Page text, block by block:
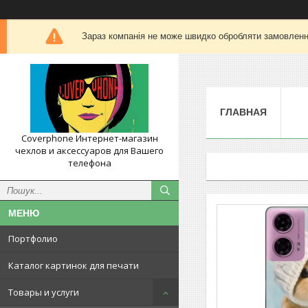
Зараз компанія не може швидко обробляти
Coverphone Интернет-магазин
чехлов и аксессуаров для Вашего
телефона
Портфолио
Каталог картинок для печати
Товары и услуги
ГЛАВНАЯ